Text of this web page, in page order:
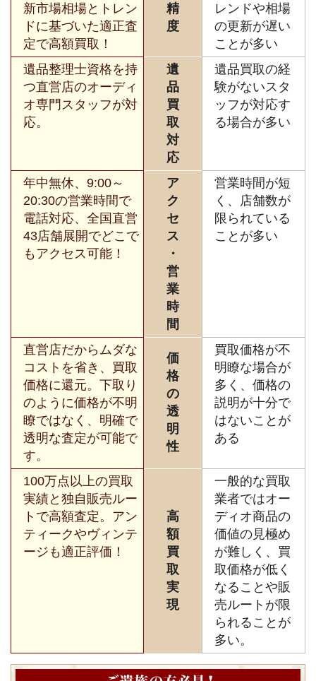
新市場相場とトレン
ドに基づいた適正査
定で高額買取！
精
度
レンドや相場
の更新が遅い
ことが多い
遺品整理士資格を持
つ直営店のオーディ
オ専門スタッフが対
応。
遺
品
買
取
対
応
遺品買取の経
験がないスタ
ッフが対応す
る場合が多い
年中無休、9:00～
20:30の営業時間で
電話対応、全国直営
43店舗展開でどこで
もアクセス可能！
ア
ク
セ
ス
・
営
業
時
間
営業時間が短
く、店舗数が
限られている
ことが多い
直営店だからムダな
コストを省き、買取
価格に還元。下取り
のように価格が不明
瞭ではなく、明確で
透明な査定が可能で
す。
価
格
の
透
明
性
買取価格が不
明瞭な場合が
多く、価格の
説明が十分で
はないことが
ある
100万点以上の買取
実績と独自販売ルー
トで高額査定。アン
ティークやヴィンテ
ージも適正評価！
高
額
買
取
実
現
一般的な買取
業者ではオー
ディオ商品の
価値の見極め
が難しく、買
取価格が低く
なることや販
売ルートが限
られることが
多い。